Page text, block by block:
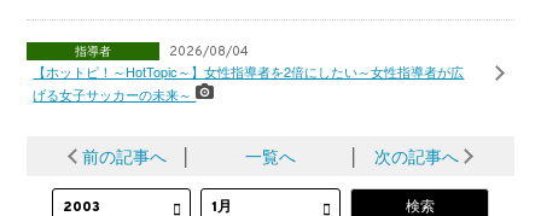
指導者 2026/08/04
【ホットピ！～HotTopic～】女性指導者を2倍にしたい～女性指導者が広
げる女子サッカーの未来～
前の記事へ │ 一覧へ │ 次の記事へ